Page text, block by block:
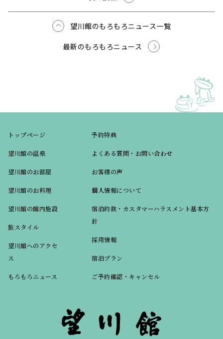
望川館のもろもろニュース一覧
最新のもろもろニュース
トップページ
望川館の温泉
望川館のお部屋
望川館のお料理
望川館の館内施設
旅スタイル
望川館へのアクセ
ス
もろもろニュース
予約特典
よくある質問・お問い合わせ
お客様の声
個人情報について
宿泊約款・カスタマーハラスメント基本方
針
採用情報
宿泊プラン
ご予約確認・キャンセル